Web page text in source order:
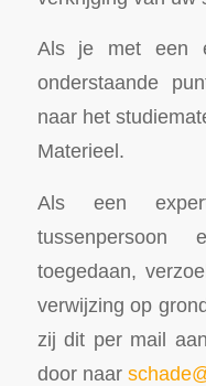
Als je met een
onderstaande
naar het
Materieel.
Als een
toegedaan,
verwijzing op
zij dit per mail
door naar